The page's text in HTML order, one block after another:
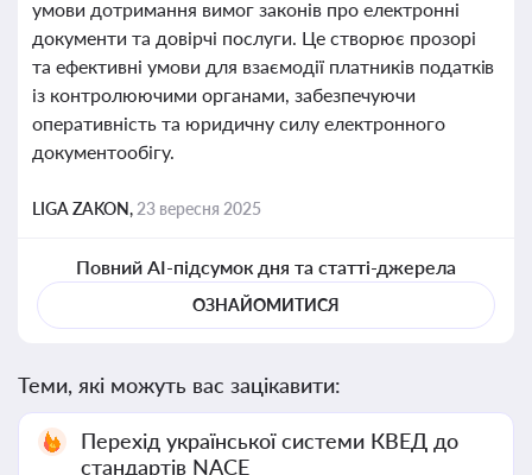
умови дотримання вимог законів про електронні
документи та довірчі послуги. Це створює прозорі
та ефективні умови для взаємодії платників податків
із контролюючими органами, забезпечуючи
оперативність та юридичну силу електронного
документообігу.
LIGA ZAKON, 23 вересня 2025
Повний AI-підсумок дня та статті-джерела
ОЗНАЙОМИТИСЯ
Теми, які можуть вас зацікавити:
Перехід української системи КВЕД до
стандартів NACE